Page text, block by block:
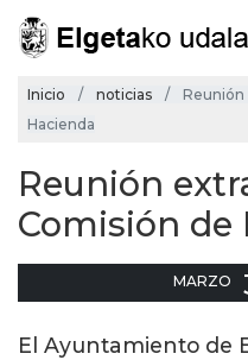
Inicio noticias
Reunión
Hacienda
Reunión
Comisión de
MARZO
El Ayuntamiento de